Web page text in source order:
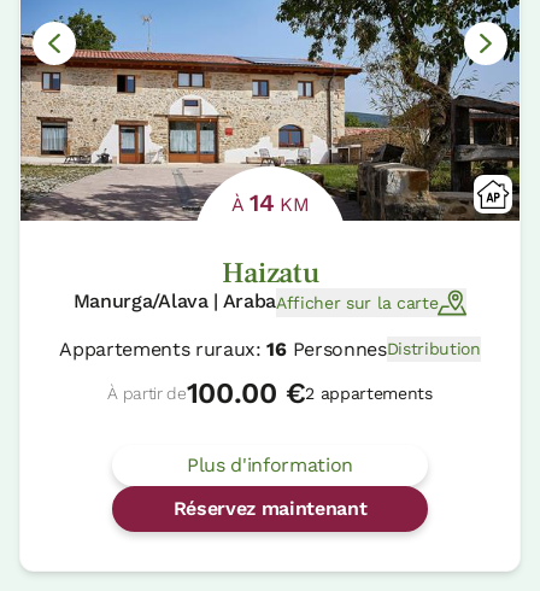
À 14 KM
Haizatu
Manurga/Alava | ArabaAfficher sur la carte
Appartements ruraux:16PersonnesDistribution
À partir de100.00 €2 appartements
Plus d'information
Réservez maintenant